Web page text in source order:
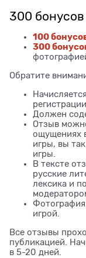
300
100
300
Обратите
Должен
Отзыв
ощущениях
игры, вы
игры.
В тексте
русские
лексика и
игрой.
Все отзывы
публикацией.
в 5-20 дней.